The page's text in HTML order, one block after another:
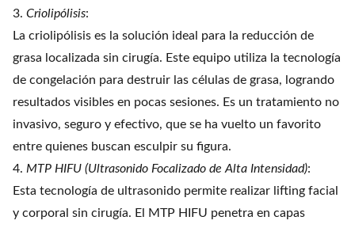
3. Criolipólisis:
La criolipólisis es la solución ideal para la reducción de
grasa localizada sin cirugía. Este equipo utiliza la tecnología
de congelación para destruir las células de grasa, logrando
resultados visibles en pocas sesiones. Es un tratamiento no
invasivo, seguro y efectivo, que se ha vuelto un favorito
entre quienes buscan esculpir su figura.
4. MTP HIFU (Ultrasonido Focalizado de Alta Intensidad):
Esta tecnología de ultrasonido permite realizar lifting facial
y corporal sin cirugía. El MTP HIFU penetra en capas